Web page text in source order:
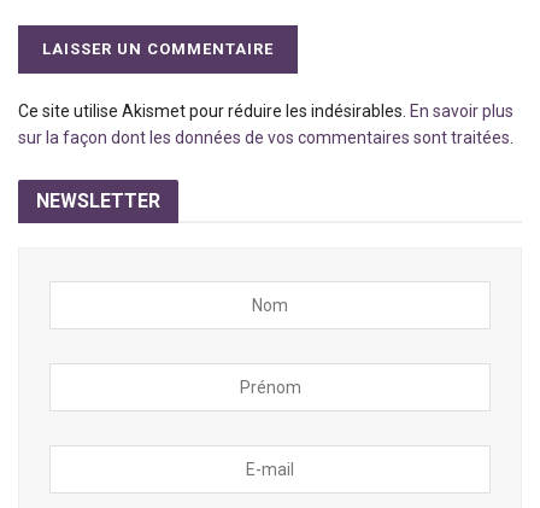
Ce site utilise Akismet pour réduire les indésirables. En savoir plus
sur la façon dont les données de vos commentaires sont traitées
NEWSLETTER